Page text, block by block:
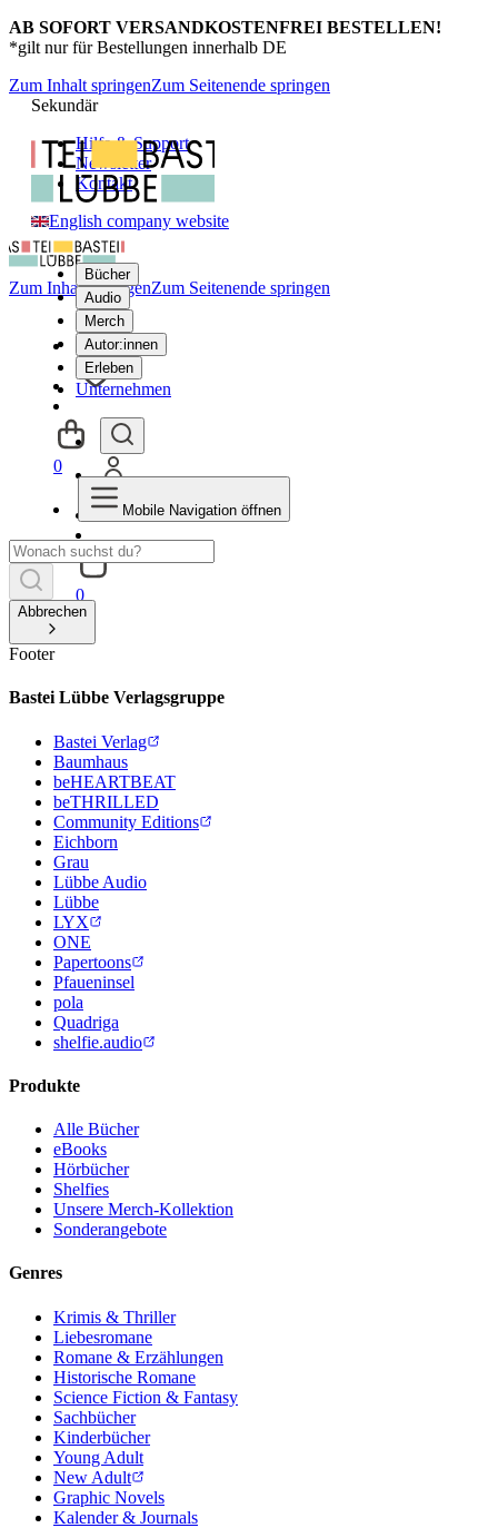
AB SOFORT VERSANDKOSTENFREI BESTELLEN!
*gilt nur für Bestellungen innerhalb DE
Zum Inhalt springenZum Seitenende springen
Sekundär
Hilfe & Support
Newsletter
Kontakt
English company website
Bücher
Audio
Merch
Autor:innen
Erleben
Unternehmen
0
Zum Inhalt springenZum Seitenende springen
0
Mobile Navigation öffnen
Abbrechen
Footer
Bastei Lübbe Verlagsgruppe
Bastei Verlag
Baumhaus
beHEARTBEAT
beTHRILLED
Community Editions
Eichborn
Grau
Lübbe Audio
Lübbe
LYX
ONE
Papertoons
Pfaueninsel
pola
Quadriga
shelfie.audio
Produkte
Alle Bücher
eBooks
Hörbücher
Shelfies
Unsere Merch-Kollektion
Sonderangebote
Genres
Krimis & Thriller
Liebesromane
Romane & Erzählungen
Historische Romane
Science Fiction & Fantasy
Sachbücher
Kinderbücher
Young Adult
New Adult
Graphic Novels
Kalender & Journals